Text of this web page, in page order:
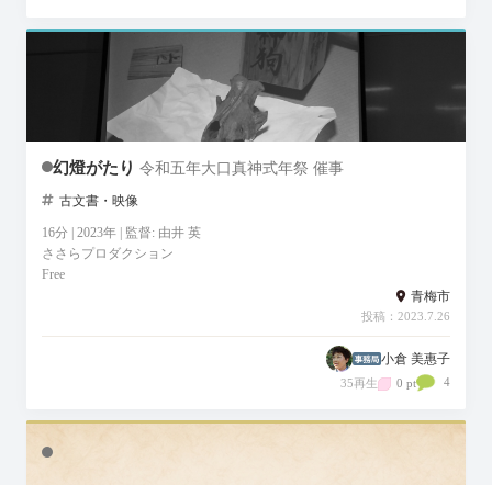
幻燈がたり 令和五年大口真神式年祭 催事
古文書・映像
16分 | 2023年 | 監督: 由井 英
ささらプロダクション
Free
青梅市
投稿：2023.7.26
小倉 美惠子
35再生 0 pt 4